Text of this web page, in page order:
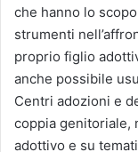
che hanno lo
strumenti
proprio figlio
anche possibile
Centri adozioni e
coppia genitoriale,
adottivo e su